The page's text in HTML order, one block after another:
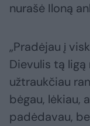
nurašė Iloną
„Pradėjau į
Dievulis tą
užtraukčiau
bėgau, lėkiau,
padėdavau,